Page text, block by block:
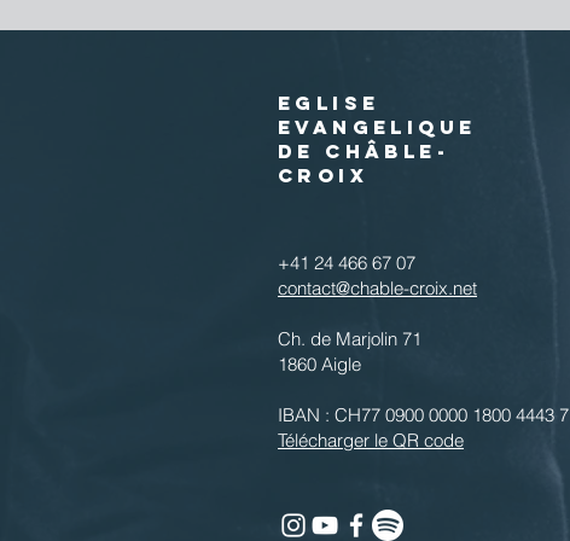
EGLISE
EVANGELIQUE
DE CHÂBLE-
CROIX
+41 24 466 67 07
contact@chable-croix.net
Ch. de Marjolin 71
1860 Aigle
IBAN : CH77 0900 0000 1800 4443 7
Télécharger le QR code